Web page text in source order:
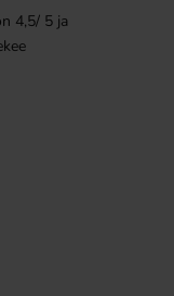
4,5/ 5 ja